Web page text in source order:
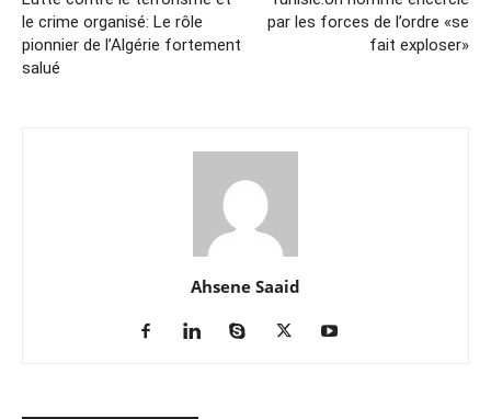
le crime organisé: Le rôle
pionnier de l’Algérie fortement
salué
par les forces de l’ordre «se
fait exploser»
Ahsene Saaid